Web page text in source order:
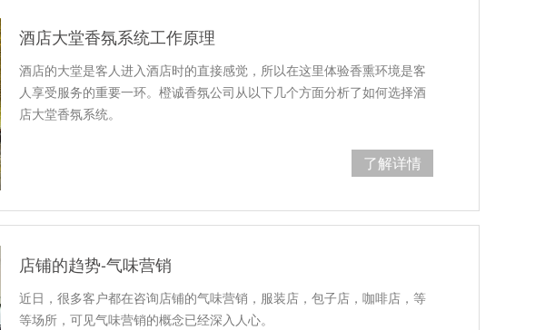
酒店大堂香氛系统工作原理
酒店的大堂是客人进入酒店时的直接感觉，所以在这里体验香熏环境是客
人享受服务的重要一环。橙诚香氛公司从以下几个方面分析了如何选择酒
店大堂香氛系统。
了解详情
店铺的趋势-气味营销
近日，很多客户都在咨询店铺的气味营销，服装店，包子店，咖啡店，等
等场所，可见气味营销的概念已经深入人心。